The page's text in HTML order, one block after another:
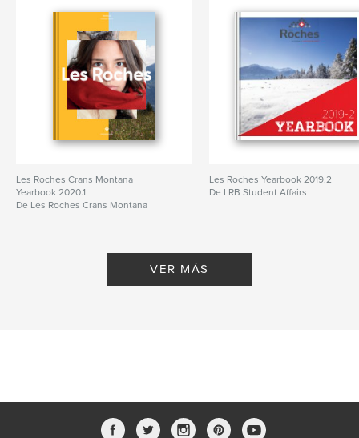
Les Roches Crans Montana
Yearbook 2020.1
De Les Roches Crans Montana
Les Roches Yearbook 2019.2
De LRB Student Affairs
VER MÁS